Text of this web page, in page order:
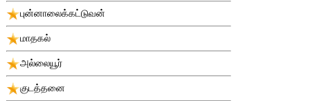
புன்னாலைக்கட்டுவன்
மாதகல்
அல்லையூர்
குடத்தனை